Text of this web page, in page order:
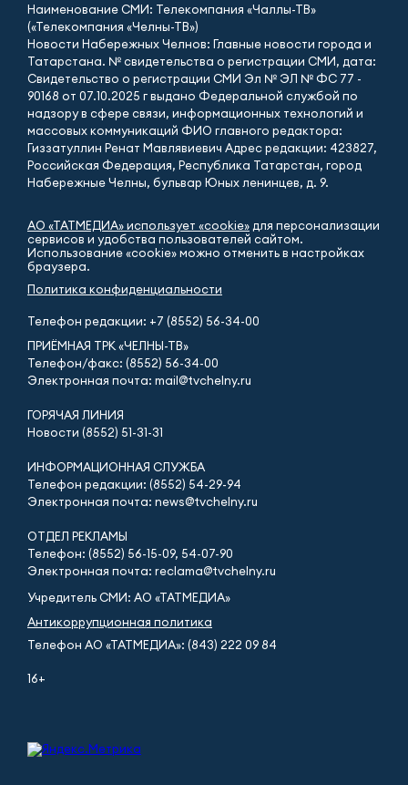
Наименование СМИ: Телекомпания «Чаллы-ТВ»
(«Телекомпания «Челны-ТВ»)
Новости Набережных Челнов: Главные новости города и
Татарстана. № свидетельства о регистрации СМИ, дата:
Свидетельство о регистрации СМИ Эл № ЭЛ № ФС 77 -
90168 от 07.10.2025 г выдано Федеральной службой по
надзору в сфере связи, информационных технологий и
массовых коммуникаций ФИО главного редактора:
Гиззатуллин Ренат Мавлявиевич Адрес редакции: 423827,
Российская Федерация, Республика Татарстан, город
Набережные Челны, бульвар Юных ленинцев, д. 9.
АО «ТАТМЕДИА» использует «cookie» для персонализации
сервисов и удобства пользователей сайтом.
Использование «cookie» можно отменить в настройках
браузера.
Политика конфиденциальности
Телефон редакции: +7 (8552) 56-34-00
ПРИЁМНАЯ ТРК «ЧЕЛНЫ-ТВ»
Телефон/факс: (8552) 56-34-00
Электронная почта: mail@tvchelny.ru
ГОРЯЧАЯ ЛИНИЯ
Новости (8552) 51-31-31
ИНФОРМАЦИОННАЯ СЛУЖБА
Телефон редакции: (8552) 54-29-94
Электронная почта: news@tvchelny.ru
ОТДЕЛ РЕКЛАМЫ
Телефон: (8552) 56-15-09, 54-07-90
Электронная почта: reclama@tvchelny.ru
Учредитель СМИ: АО «ТАТМЕДИА»
Антикоррупционная политика
Телефон АО «ТАТМЕДИА»: (843) 222 09 84
16+